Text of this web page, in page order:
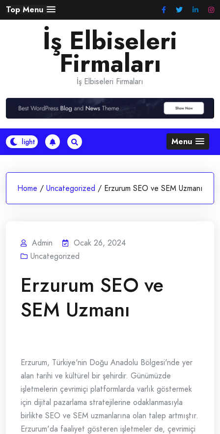
Skip
to
Top Menu
İş Elbiseleri
Firmaları
İş Elbiseleri Firmaları
Menu
Home / Uncategorized / Erzurum SEO ve SEM Uzmanı
Admin
Ocak 26, 2024
Uncategorized
Erzurum SEO ve
SEM Uzmanı
Erzurum, Türkiye'nin Doğu Anadolu Bölgesi'nde yer
alan tarihi ve kültürel bir şehirdir. Günümüzde
işletmelerin çevrimiçi platformlarda varlık göstermek
için dijital pazarlama stratejilerine odaklanmasıyla
birlikte SEO ve SEM uzmanlarına olan talep artmıştır.
Erzurum'da faaliyet gösteren işletmeler de, çevrimiçi